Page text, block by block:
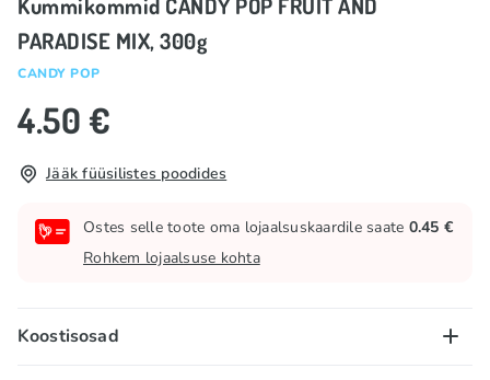
PARADISE MIX, 300g
CANDY POP
4.50 €
Jääk füüsilistes poodides
Ostes selle toote oma lojaalsuskaardile saate 0.45 €
Rohkem lojaalsuse kohta
Koostisosad